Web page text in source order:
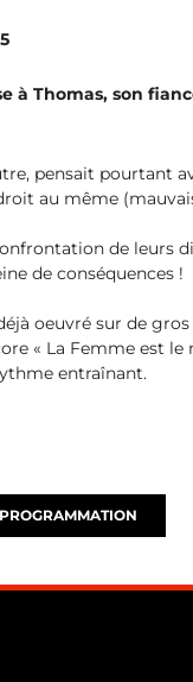
à Thomas, son
pensait pourtant
au même
de leurs
de conséquences !
oeuvré sur de
« La Femme est
entraînant.